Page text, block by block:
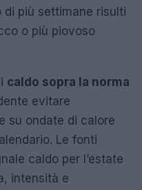
di più settimane risulti
o più piovoso
caldo sopra la norma
evitare
su ondate di calore
Le fonti
caldo per l’estate
intensità e